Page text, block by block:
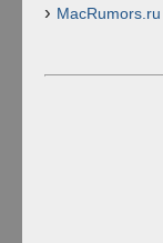
MacRumors.ru